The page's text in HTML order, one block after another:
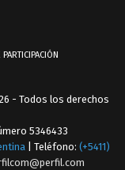
- Todos los derechos
5346433
| Teléfono: (+5411)